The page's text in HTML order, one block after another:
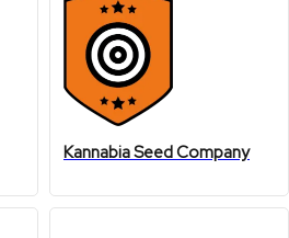
Kannabia Seed Company